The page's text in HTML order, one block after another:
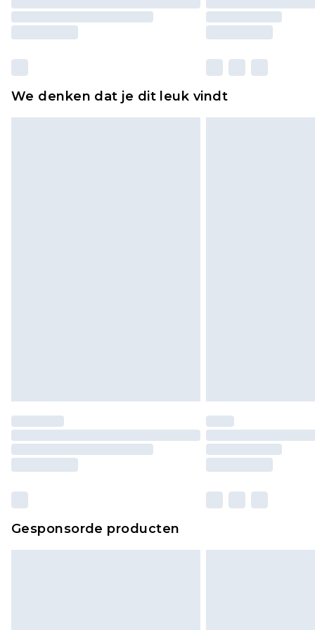
We denken dat je dit leuk vindt
Gesponsorde producten